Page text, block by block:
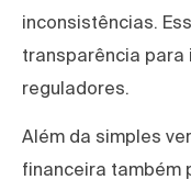
inconsistências.
transparência para
reguladores.
Além da simples
financeira também